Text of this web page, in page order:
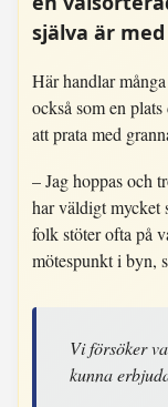
själva är
Här handlar
också som en
att prata med
– Jag hoppas och
har väldigt mycket
folk stöter ofta på
mötespunkt i byn,
Vi försöker
kunna